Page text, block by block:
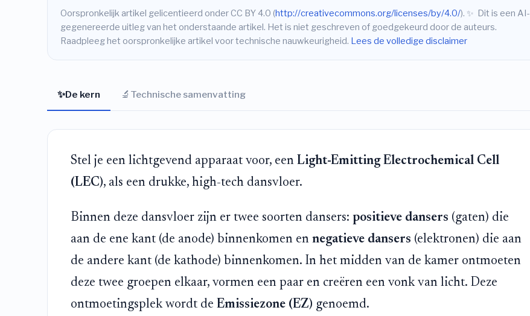
Oorspronkelijk artikel gelicentieerd onder CC BY 4.0 (http://creativecommons.org/licenses/by/4.0/). ✨ Dit is een AI-
gegenereerde uitleg van het onderstaande artikel. Het is niet geschreven of goedgekeurd door de auteurs.
Raadpleeg het oorspronkelijke artikel voor technische nauwkeurigheid. Lees de volledige disclaimer
✨De kern 🔬 Technische samenvatting
Stel je een lichtgevend apparaat voor, een Light-Emitting Electrochemical Cell
(LEC), als een drukke, high-tech dansvloer.
Binnen deze dansvloer zijn er twee soorten dansers: positieve dansers (gaten) die
aan de ene kant (de anode) binnenkomen en negatieve dansers (elektronen) die aan
de andere kant (de kathode) binnenkomen. In het midden van de kamer ontmoeten
deze twee groepen elkaar, vormen een paar en creëren een vonk van licht. Deze
ontmoetingsplek wordt de Emissiezone (EZ) genoemd.